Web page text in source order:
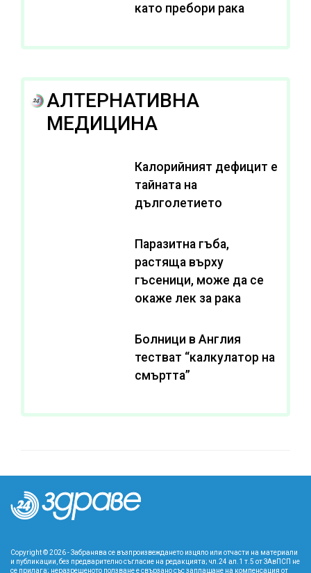
като пребори рака
АЛТЕРНАТИВНА
МЕДИЦИНА
Калорийният дефицит е
тайната на
дълголетието
Паразитна гъба,
растяща върху
гъсеници, може да се
окаже лек за рака
Болници в Англия
тестват “калкулатор на
смъртта”
Copyright © 2026 - Забранява се възпроизвеждането изцяло или отчасти на материали
и публикации, без предварително съгласие на редакцията; чл.24 ал.1 т.5 от ЗАвПСП не
се прилага; неразрешеното ползване е свързано със заплащане на компенсация от